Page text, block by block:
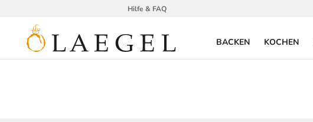
Hilfe & FAQ
BACKEN KOCHEN